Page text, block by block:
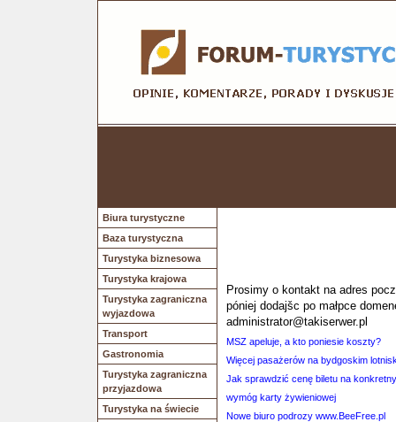
Biura turystyczne
Baza turystyczna
Turystyka biznesowa
Turystyka krajowa
Turystyka zagraniczna
wyjazdowa
Transport
Gastronomia
Turystyka zagraniczna
przyjazdowa
Turystyka na świecie
Prosimy o kontakt na adres
póniej dodajšc po małpce
administrator@takiserwer.pl
MSZ apeluje, a kto poniesie koszty?
Więcej pasażerów na bydgoskim
Jak sprawdzić cenę biletu na
wymóg karty żywieniowej
Nowe biuro podrozy www.BeeFree.pl